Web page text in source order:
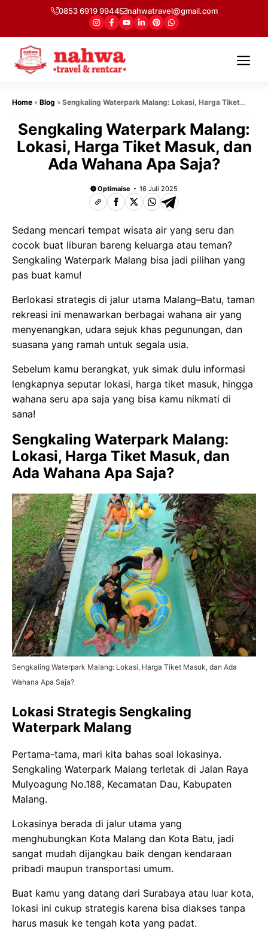
isi
0853 6919 9944 nahwatravel@gmail.com
Home » Blog » Sengkaling Waterpark Malang: Lokasi, Harga Tiket
Sengkaling Waterpark Malang:
Lokasi, Harga Tiket Masuk, dan
Ada Wahana Apa Saja?
Optimaise 16 Juli 2025
Sedang mencari tempat wisata air yang seru dan
cocok buat liburan bareng keluarga atau teman?
Sengkaling Waterpark Malang bisa jadi pilihan yang
pas buat kamu!
Berlokasi strategis di jalur utama Malang–Batu, taman
rekreasi ini menawarkan berbagai wahana air yang
menyenangkan, udara sejuk khas pegunungan, dan
suasana yang ramah untuk segala usia.
Sebelum kamu berangkat, yuk simak dulu informasi
lengkapnya seputar lokasi, harga tiket masuk, hingga
wahana seru apa saja yang bisa kamu nikmati di
sana!
Sengkaling Waterpark Malang:
Lokasi, Harga Tiket Masuk, dan
Ada Wahana Apa Saja?
Sengkaling Waterpark Malang: Lokasi, Harga Tiket Masuk, dan Ada
Wahana Apa Saja?
Lokasi Strategis Sengkaling
Waterpark Malang
Pertama-tama, mari kita bahas soal lokasinya.
Sengkaling Waterpark Malang terletak di Jalan Raya
Mulyoagung No.188, Kecamatan Dau, Kabupaten
Malang.
Lokasinya berada di jalur utama yang
menghubungkan Kota Malang dan Kota Batu, jadi
sangat mudah dijangkau baik dengan kendaraan
pribadi maupun transportasi umum.
Buat kamu yang datang dari Surabaya atau luar kota,
lokasi ini cukup strategis karena bisa diakses tanpa
harus masuk ke tengah kota yang padat.